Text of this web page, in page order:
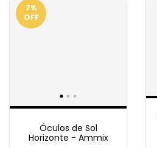
7%
OFF
Óculos de Sol
Horizonte - Ammix